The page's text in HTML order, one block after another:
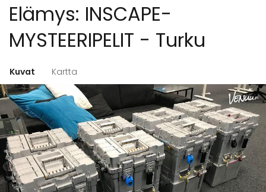
Ilmoita kohteesi
Elämys: INSCAPE-
MYSTEERIPELIT - Turku
Kuvat Kartta